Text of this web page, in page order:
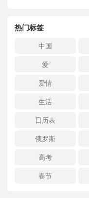
热门标签
中国
爱
爱情
生活
日历表
俄罗斯
高考
春节